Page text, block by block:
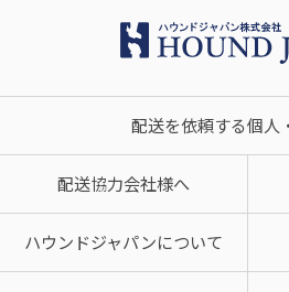
配送を依頼する個人
配送協力会社様へ
ハウンドジャパンについて